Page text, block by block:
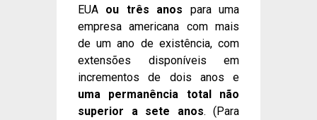
EUA ou três anos para uma
empresa americana com mais
de um ano de existência, com
extensões disponíveis em
incrementos de dois anos e
uma permanência total não
superior a sete anos. (Para